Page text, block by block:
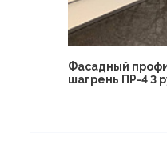
Фасадный
шагрень ПР-4 3